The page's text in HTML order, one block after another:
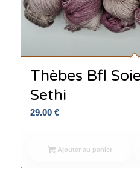
Thèbes Bfl
Sethi
29.00 €
Ajouter au panier